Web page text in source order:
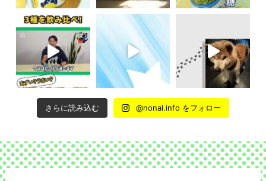
さらに読み込む @nonal.info をフォロー